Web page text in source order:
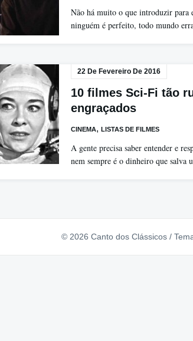
Não há muito o que introduzir para
ninguém é perfeito, todo mundo
22 De Fevereiro De 2016
10 filmes Sci-Fi tão
engraçados
CINEMA, LISTAS DE FILMES
A gente precisa saber entender e
nem sempre é o dinheiro que
© 2026 Canto dos Clássicos /